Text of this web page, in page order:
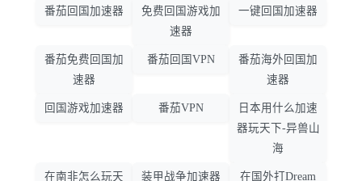
番茄回国加速器
免费回国游戏加
速器
一键回国加速器
番茄免费回国加
速器
番茄回国VPN
番茄海外回国加
速器
回国游戏加速器 番茄VPN
日本用什么加速
器玩天下-异兽山
海
在南非怎么玩天 装甲战争加速器 在国外打Dream